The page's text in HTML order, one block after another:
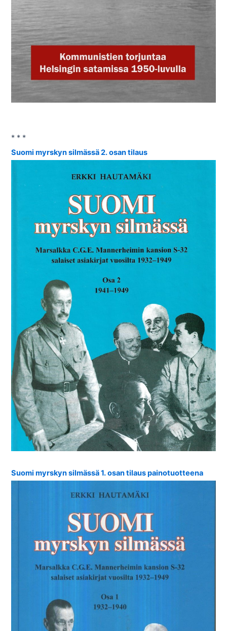
* * *
Suomi myrskyn silmässä 2. osan tilaus
Suomi myrskyn silmässä 1. osan tilaus painotuotteena